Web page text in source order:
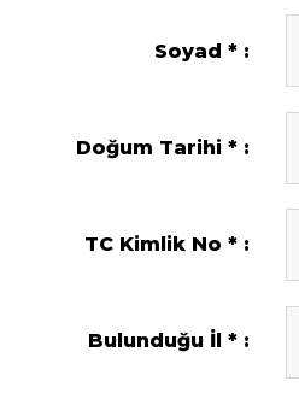
Soyad
Doğum Tarihi
TC Kimlik No
Bulunduğu İl